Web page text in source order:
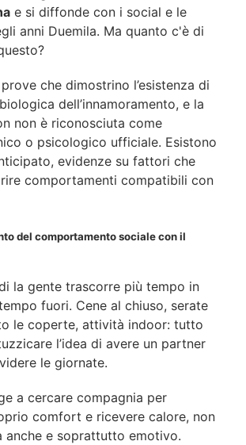
e si diffonde con i social e le
anni Duemila. Ma quanto c'è di
che dimostrino l’esistenza di
dell’innamoramento, e la
non è riconosciuta come
o psicologico ufficiale. Esistono
evidenze su fattori che
comportamenti compatibili con
del comportamento sociale con il
la gente trascorre più tempo in
fuori. Cene al chiuso, serate
le coperte, attività indoor: tutto
l’idea di avere un partner
le giornate.
a cercare compagnia per
comfort e ricevere calore, non
anche e soprattutto emotivo.